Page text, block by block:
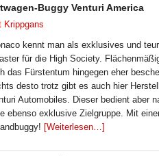
Buggy Venturi America
Krippgans
kennt man als exklusives und
für die High Society.
das Fürstentum hingegen eher
desto trotz gibt es auch hier
Automobiles. Dieser bedient aber
ebenso exklusive Zielgruppe. Mit
[Weiterlesen…]